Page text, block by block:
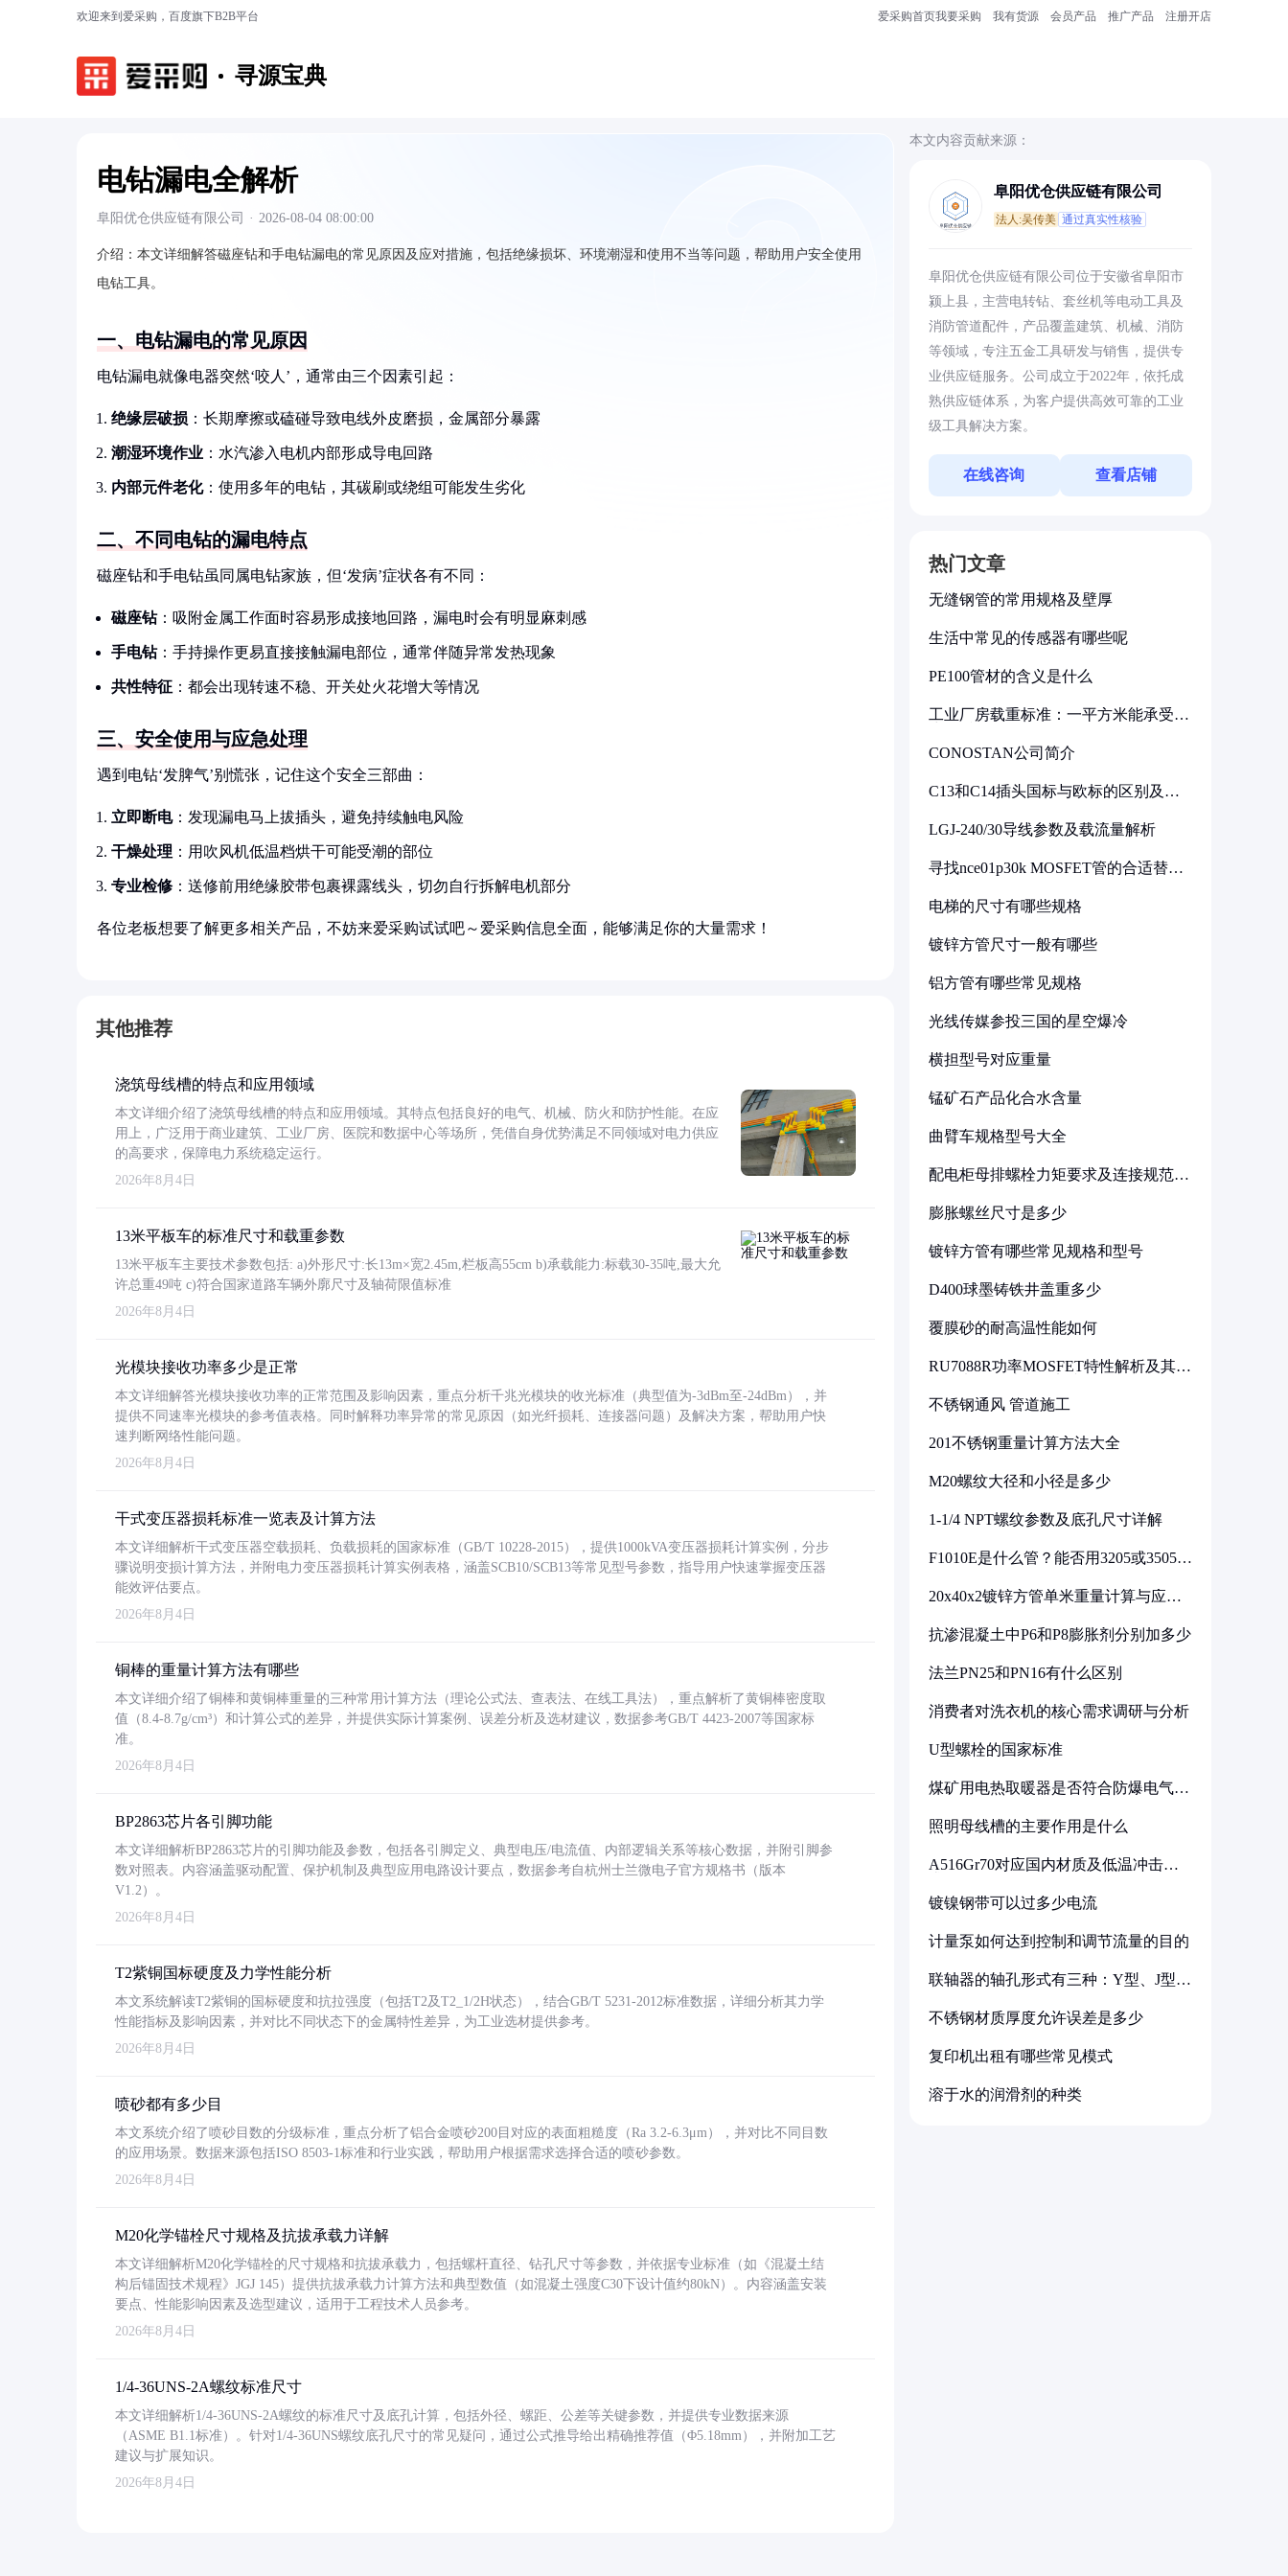
欢迎来到爱采购，百度旗下B2B平台 爱采购首页我要采购 我有货源 会员产品 推广产品 注册开店
寻源宝典
电钻漏电全解析
阜阳优仓供应链有限公司 · 2026-08-04 08:00:00
介绍： 本文详细解答磁座钻和手电钻漏电的常见原因及应对措施，包括绝缘损坏、环境潮湿和使用不当等问题，帮助用户安全使用
电钻工具。
一、电钻漏电的常见原因
电钻漏电就像电器突然‘咬人’，通常由三个因素引起：
绝缘层破损 ：长期摩擦或磕碰导致电线外皮磨损，金属部分暴露
潮湿环境作业 ：水汽渗入电机内部形成导电回路
内部元件老化：使用多年的电钻，其碳刷或绕组可能发生劣化
二、不同电钻的漏电特点
磁座钻和手电钻虽同属电钻家族，但‘发病’症状各有不同：
磁座钻：吸附金属工作面时容易形成接地回路，漏电时会有明显麻刺感
手电钻：手持操作更易直接接触漏电部位，通常伴随异常发热现象
共性特征 ：都会出现转速不稳、开关处火花增大等情况
三、安全使用与应急处理
遇到电钻‘发脾气’别慌张，记住这个安全三部曲：
立即断电：发现漏电马上拔插头，避免持续触电风险
干燥处理 ：用吹风机低温档烘干可能受潮的部位
专业检修 ：送修前用绝缘胶带包裹裸露线头，切勿自行拆解电机部分
各位老板想要了解更多相关产品，不妨来爱采购试试吧～爱采购信息全面，能够满足你的大量需求！
其他推荐
浇筑母线槽的特点和应用领域
本文详细介绍了浇筑母线槽的特点和应用领域。其特点包括良好的电气、机械、防火和防护性能。在应
用上，广泛用于商业建筑、工业厂房、医院和数据中心等场所，凭借自身优势满足不同领域对电力供应
的高要求，保障电力系统稳定运行。
2026年8月4日
13米平板车的标准尺寸和载重参数
13米平板车主要技术参数包括: a)外形尺寸:长13m×宽2.45m,栏板高55cm b)承载能力:标载30-35吨,最大允
许总重49吨 c)符合国家道路车辆外廓尺寸及轴荷限值标准
2026年8月4日
光模块接收功率多少是正常
本文详细解答光模块接收功率的正常范围及影响因素，重点分析千兆光模块的收光标准（典型值为-3dBm至-24dBm），并
提供不同速率光模块的参考值表格。同时解释功率异常的常见原因（如光纤损耗、连接器问题）及解决方案，帮助用户快
速判断网络性能问题。
2026年8月4日
干式变压器损耗标准一览表及计算方法
本文详细解析干式变压器空载损耗、负载损耗的国家标准（GB/T 10228-2015），提供1000kVA变压器损耗计算实例，分步
骤说明变损计算方法，并附电力变压器损耗计算实例表格，涵盖SCB10/SCB13等常见型号参数，指导用户快速掌握变压器
能效评估要点。
2026年8月4日
铜棒的重量计算方法有哪些
本文详细介绍了铜棒和黄铜棒重量的三种常用计算方法（理论公式法、查表法、在线工具法），重点解析了黄铜棒密度取
值（8.4-8.7g/cm³）和计算公式的差异，并提供实际计算案例、误差分析及选材建议，数据参考GB/T 4423-2007等国家标
准。
2026年8月4日
BP2863芯片各引脚功能
本文详细解析BP2863芯片的引脚功能及参数，包括各引脚定义、典型电压/电流值、内部逻辑关系等核心数据，并附引脚参
数对照表。内容涵盖驱动配置、保护机制及典型应用电路设计要点，数据参考自杭州士兰微电子官方规格书（版本
V1.2）。
2026年8月4日
T2紫铜国标硬度及力学性能分析
本文系统解读T2紫铜的国标硬度和抗拉强度（包括T2及T2_1/2H状态），结合GB/T 5231-2012标准数据，详细分析其力学
性能指标及影响因素，并对比不同状态下的金属特性差异，为工业选材提供参考。
2026年8月4日
喷砂都有多少目
本文系统介绍了喷砂目数的分级标准，重点分析了铝合金喷砂200目对应的表面粗糙度（Ra 3.2-6.3μm），并对比不同目数
的应用场景。数据来源包括ISO 8503-1标准和行业实践，帮助用户根据需求选择合适的喷砂参数。
2026年8月4日
M20化学锚栓尺寸规格及抗拔承载力详解
本文详细解析M20化学锚栓的尺寸规格和抗拔承载力，包括螺杆直径、钻孔尺寸等参数，并依据专业标准（如《混凝土结
构后锚固技术规程》JGJ 145）提供抗拔承载力计算方法和典型数值（如混凝土强度C30下设计值约80kN）。内容涵盖安装
要点、性能影响因素及选型建议，适用于工程技术人员参考。
2026年8月4日
1/4-36UNS-2A螺纹标准尺寸
本文详细解析1/4-36UNS-2A螺纹的标准尺寸及底孔计算，包括外径、螺距、公差等关键参数，并提供专业数据来源
（ASME B1.1标准）。针对1/4-36UNS螺纹底孔尺寸的常见疑问，通过公式推导给出精确推荐值（Φ5.18mm），并附加工艺
建议与扩展知识。
2026年8月4日
本文内容贡献来源：
阜阳优仓供应链有限公司
法人:吴传美 通过真实性核验
阜阳优仓供应链有限公司位于安徽省阜阳市
颍上县，主营电转钻、套丝机等电动工具及
消防管道配件，产品覆盖建筑、机械、消防
等领域，专注五金工具研发与销售，提供专
业供应链服务。公司成立于2022年，依托成
熟供应链体系，为客户提供高效可靠的工业
级工具解决方案。
在线咨询 查看店铺
热门文章
无缝钢管的常用规格及壁厚
生活中常见的传感器有哪些呢
PE100管材的含义是什么
工业厂房载重标准：一平方米能承受多
CONOSTAN公司简介
C13和C14插头国标与欧标的区别及其
LGJ-240/30导线参数及载流量解析
寻找nce01p30k MOSFET管的合适替代
电梯的尺寸有哪些规格
镀锌方管尺寸一般有哪些
铝方管有哪些常见规格
光线传媒参投三国的星空爆冷
横担型号对应重量
锰矿石产品化合水含量
曲臂车规格型号大全
配电柜母排螺栓力矩要求及连接规范详
膨胀螺丝尺寸是多少
镀锌方管有哪些常见规格和型号
D400球墨铸铁井盖重多少
覆膜砂的耐高温性能如何
RU7088R功率MOSFET特性解析及其在
不锈钢通风 管道施工
201不锈钢重量计算方法大全
M20螺纹大径和小径是多少
1-1/4 NPT螺纹参数及底孔尺寸详解
F1010E是什么管？能否用3205或3505代
20x40x2镀锌方管单米重量计算与应用
抗渗混凝土中P6和P8膨胀剂分别加多少
法兰PN25和PN16有什么区别
消费者对洗衣机的核心需求调研与分析
U型螺栓的国家标准
煤矿用电热取暖器是否符合防爆电气设
照明母线槽的主要作用是什么
A516Gr70对应国内材质及低温冲击要
镀镍钢带可以过多少电流
计量泵如何达到控制和调节流量的目的
联轴器的轴孔形式有三种：Y型、J型、
不锈钢材质厚度允许误差是多少
复印机出租有哪些常见模式
溶于水的润滑剂的种类